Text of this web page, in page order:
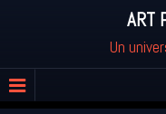
ART
Un